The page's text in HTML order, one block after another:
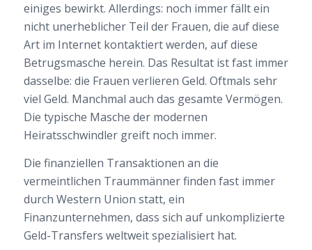
einiges bewirkt. Allerdings: noch immer fällt ein
nicht unerheblicher Teil der Frauen, die auf diese
Art im Internet kontaktiert werden, auf diese
Betrugsmasche herein. Das Resultat ist fast immer
dasselbe: die Frauen verlieren Geld. Oftmals sehr
viel Geld. Manchmal auch das gesamte Vermögen.
Die typische Masche der modernen
Heiratsschwindler greift noch immer.
Die finanziellen Transaktionen an die
vermeintlichen Traummänner finden fast immer
durch Western Union statt, ein
Finanzunternehmen, dass sich auf unkomplizierte
Geld-Transfers weltweit spezialisiert hat.